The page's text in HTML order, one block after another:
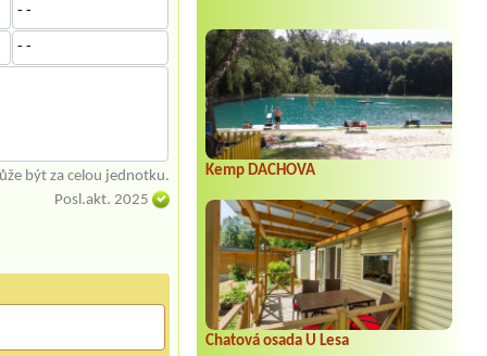
Kemp DACHOVA
Chatová osada U Lesa
- -
- -
být za celou jednotku.
Posl.akt. 2025